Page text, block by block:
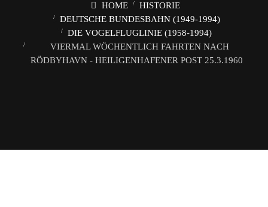
HOME
HISTORIE
DEUTSCHE BUNDESBAHN (1949-1994)
DIE VOGELFLUGLINIE (1958-1994)
VIERMAL WÖCHENTLICH FAHRTEN NACH
RÖDBYHAVN - HEILIGENHAFENER POST 25.3.1960